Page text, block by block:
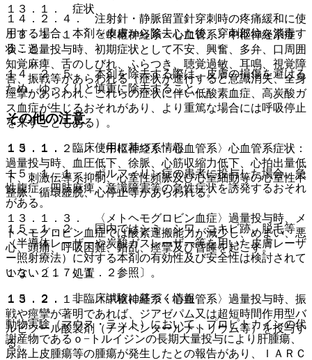
１４．２．４． 注射針・静脈留置針穿刺時の疼痛緩和に使
用する場合、本剤を皮膚から除去した後、穿刺部位を消毒す
ること。
１４．２．５． 本剤を除去する際は、皮膚の損傷を避ける
ため、ゆっくりと慎重に除去すること。
その他の注意
１５．１． 臨床使用に基づく情報
１５．１．１． ポルフィリン症の患者に投与した場合、急
性腹症、四肢麻痺、意識障害等の急性症状を誘発するおそれ
がある。
１５．１．２． 国内ではシミ、シワ、ニキビ跡、脱毛等
（半導体レーザーや炭酸ガスレーザー等を用いた皮膚レーザ
ー照射療法）に対する本剤の有効性及び安全性は検討されて
いない〔１７．１．２参照〕。
１５．２． 非臨床試験に基づく情報
動物実験（マウス・ラット）において、プロピトカインの代
謝産物であるｏ−トルイジンの長期大量投与により肝腫瘍、
尿路上皮腫瘍等の腫瘍が発生したとの報告があり、ＩＡＲＣ
１３．１． 症状
１３．１．１． 〈中枢神経系・心血管系〉中枢神経系症
状：過量投与時、初期症状として不安、興奮、多弁、口周囲
知覚麻痺、舌のしびれ、ふらつき、聴覚過敏、耳鳴、視覚障
害、振戦等があらわれる（症状が進行すると意識消失、全身
痙攣があらわれ、これらの症状に伴い低酸素血症、高炭酸ガ
ス血症が生じるおそれがあり、より重篤な場合には呼吸停止
を来すこともある）。
１３．１．２． 〈中枢神経系・心血管系〉心血管系症状：
過量投与時、血圧低下、徐脈、心筋収縮力低下、心拍出量低
下、刺激伝導系抑制、心室性頻脈及び心室細動等の心室性不
整脈、循環虚脱、心停止等があらわれる。
１３．１．３． 〈メトヘモグロビン血症〉過量投与時、メ
トヘモグロビン血症では酸素運搬能力が減少し、めまい、悪
心、頭痛、呼吸困難、錯乱、痙攣及び昏睡を起こす。
１３．２． 処置
１３．２．１． 〈中枢神経系・心血管系〉過量投与時、振
戦や痙攣が著明であれば、ジアゼパム又は超短時間作用型バ
ルビツール酸製剤（チオペンタールナトリウム等）を投与す
る。